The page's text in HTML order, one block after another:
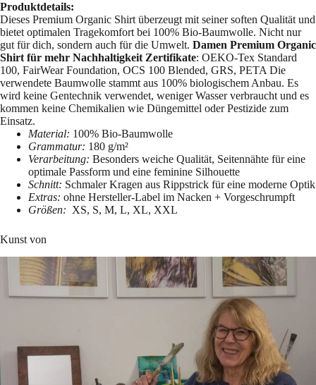
Produktdetails:
Dieses Premium Organic Shirt überzeugt mit seiner soften Qualität und
bietet optimalen Tragekomfort bei 100% Bio-Baumwolle. Nicht nur
gut für dich, sondern auch für die Umwelt. Damen Premium Organic
Shirt für mehr Nachhaltigkeit Zertifikate: OEKO-Tex Standard
100, FairWear Foundation, OCS 100 Blended, GRS, PETA Die
verwendete Baumwolle stammt aus 100% biologischem Anbau. Es
wird keine Gentechnik verwendet, weniger Wasser verbraucht und es
kommen keine Chemikalien wie Düngemittel oder Pestizide zum
Einsatz.
Material: 100% Bio-Baumwolle
Grammatur: 180 g/m²
Verarbeitung: Besonders weiche Qualität, Seitennähte für eine
optimale Passform und eine feminine Silhouette
Schnitt: Schmaler Kragen aus Rippstrick für eine moderne Optik
Extras: ohne Hersteller-Label im Nacken + Vorgeschrumpft
Größen: XS, S, M, L, XL, XXL
Kunst von